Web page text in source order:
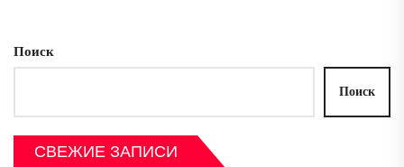
Поиск
Поиск
СВЕЖИЕ ЗАПИСИ